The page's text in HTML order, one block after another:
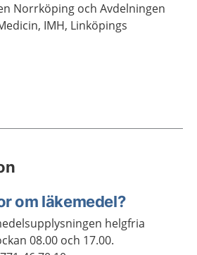
Norrköping och Avdelningen
IMH, Linköpings
om läkemedel?
helgfria
08.00 och 17.00.